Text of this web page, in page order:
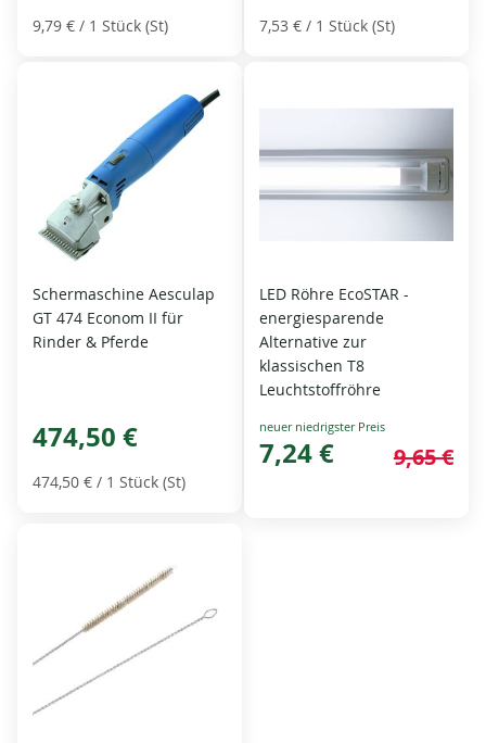
9,79 € / 1 Stück (St) 7,53 € / 1 Stück (St)
Schermaschine Aesculap
GT 474 Econom II für
Rinder & Pferde
474,50 €
474,50 € / 1 Stück (St)
LED Röhre EcoSTAR -
energiesparende
Alternative zur
klassischen T8
Leuchtstoffröhre
Special
Price
7,24 € 9,65 €